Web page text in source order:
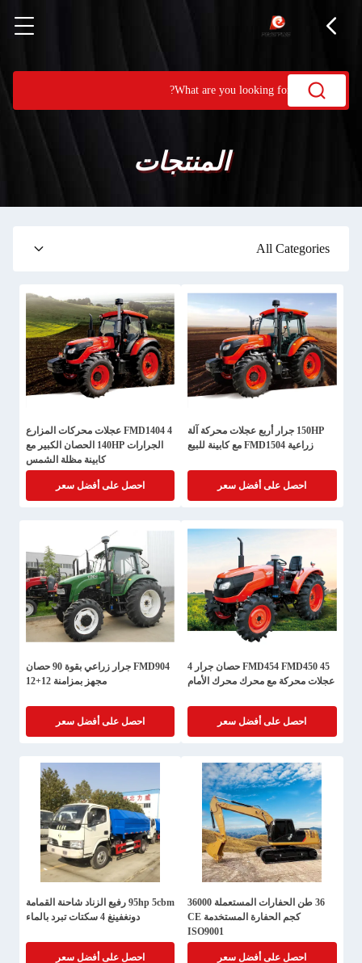
المنتجات
All Categories
150HP جرار أربع عجلات محركة آلة
زراعية FMD1504 مع كابينة للبيع
احصل على أفضل سعر
FMD1404 4 عجلات محركات المزارع
الجرارات 140HP الحصان الكبير مع
كابينة مظلة الشمس
احصل على أفضل سعر
FMD454 FMD450 45 حصان جرار 4
عجلات محركة مع محرك محرك الأمام
احصل على أفضل سعر
FMD904 جرار زراعي بقوة 90 حصان
مجهز بمزامنة 12+12
احصل على أفضل سعر
36 طن الحفارات المستعملة 36000
كجم الحفارة المستخدمة CE
ISO9001
احصل على أفضل سعر
95hp 5cbm رفيع الزناد شاحنة القمامة
دونغفينغ 4 سكتات تبرد بالماء
احصل على أفضل سعر